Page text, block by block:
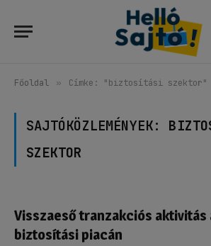
Főoldal » Címke: "biztosítási szektor"
SAJTÓKÖZLEMÉNYEK:
SZEKTOR
Visszaeső tranzakciós aktivitás
biztosítási piacán